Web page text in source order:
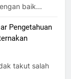
baik...
Pengetahuan
takut salah